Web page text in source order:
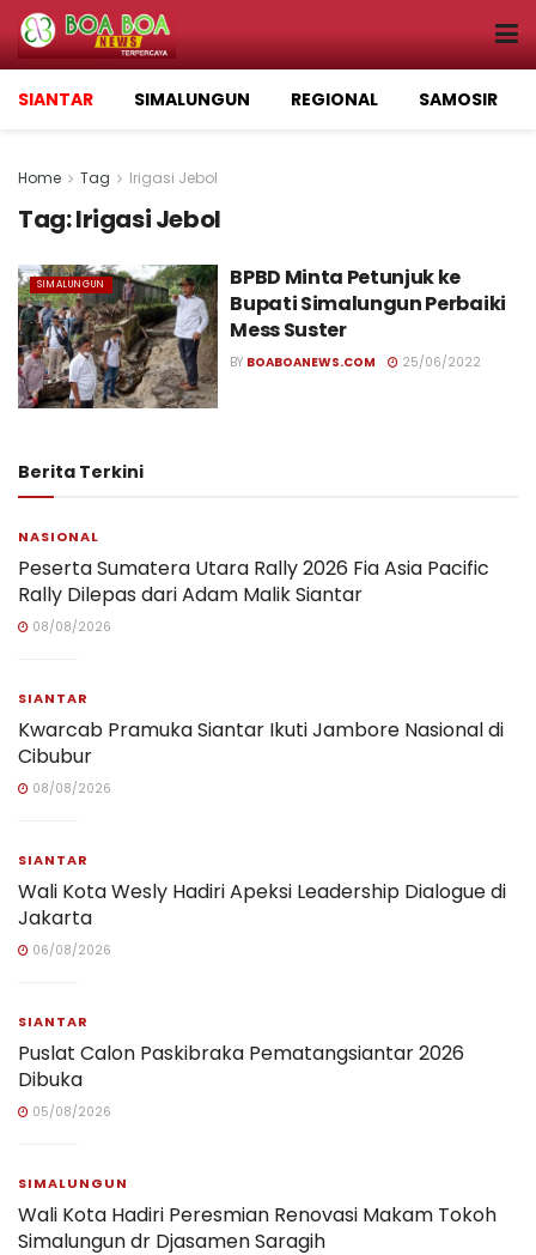
SIANTAR SIMALUNGUN REGIONAL SAMOSIR
Home Tag Irigasi Jebol
Tag:Irigasi Jebol
SIMALUNGUN
BPBD Minta Petunjuk ke
Bupati Simalungun Perbaiki
Mess Suster
BY BOABOANEWS.COM 25/06/2022
Berita Terkini
NASIONAL
Peserta Sumatera Utara Rally 2026 Fia Asia Pacific
Rally Dilepas dari Adam Malik Siantar
08/08/2026
SIANTAR
Kwarcab Pramuka Siantar Ikuti Jambore Nasional di
Cibubur
08/08/2026
SIANTAR
Wali Kota Wesly Hadiri Apeksi Leadership Dialogue di
Jakarta
06/08/2026
SIANTAR
Puslat Calon Paskibraka Pematangsiantar 2026
Dibuka
05/08/2026
SIMALUNGUN
Wali Kota Hadiri Peresmian Renovasi Makam Tokoh
Simalungun dr Djasamen Saragih